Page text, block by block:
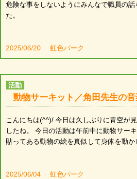
危険な事をしないようにみんなで職員の
た。
2025/06/20 虹色パーク
活動
動物サーキット／角田先生の
こんにちは(^^)/ 今日は久しぶりに青空が
したね。 今日の活動は午前中に動物サー
貼ってある動物の絵を真似して身体を動
2025/06/04 虹色パーク